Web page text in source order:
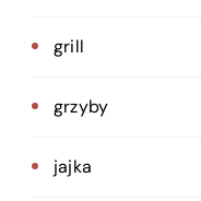
grill
grzyby
jajka